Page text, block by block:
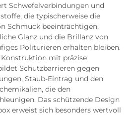
Schwefelverbindungen und
die typischerweise die
Schmuck beeinträchtigen,
Glanz und die Brillanz von
Politurieren erhalten bleiben.
mit präzise
Schutzbarrieren gegen
Staub-Eintrag und den
die den
Das schützende Design
erweist sich besonders wertvoll